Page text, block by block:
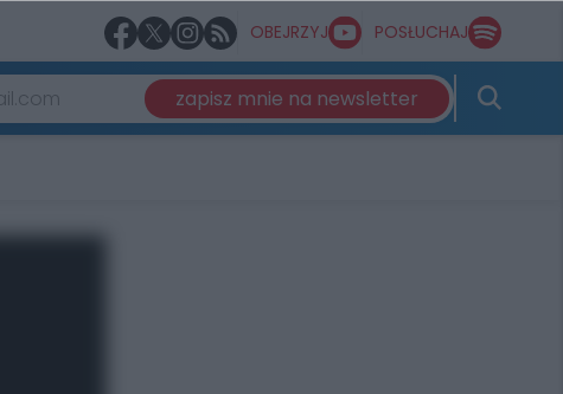
OBEJRZYJ POSŁUCHAJ
zapisz mnie na newsletter